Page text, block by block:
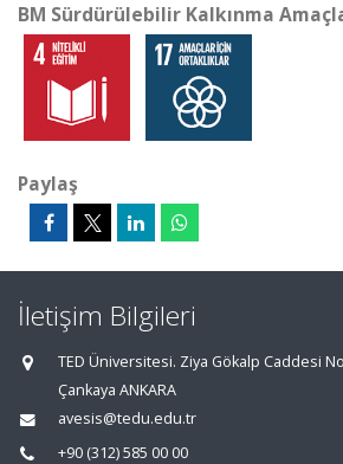
BM Sürdürülebilir Kalkınma
Paylaş
İletişim Bilgileri
TED Üniversitesi. Ziya Gökalp Caddesi
Çankaya ANKARA
avesis@tedu.edu.tr
+90 (312) 585 00 00